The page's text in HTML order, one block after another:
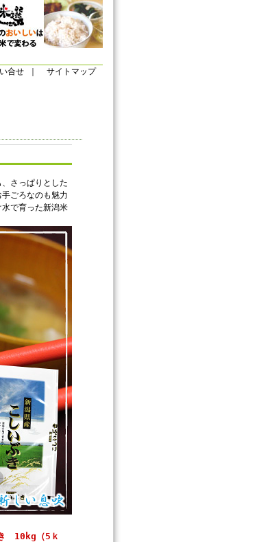
合せ サイトマップ
さっぱりとした
ごろなのも魅力
で育った新潟米
き 10kg（5ｋ